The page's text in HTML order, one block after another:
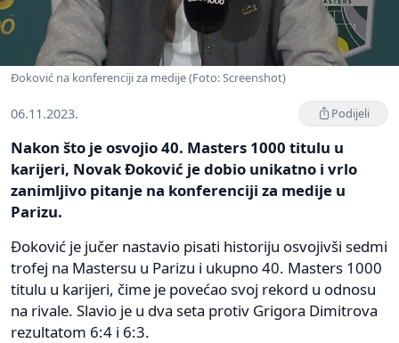
Đoković na konferenciji za medije (Foto: Screenshot)
06.11.2023. Podijeli
Nakon što je osvojio 40. Masters 1000 titulu u
karijeri, Novak Đoković je dobio unikatno i vrlo
zanimljivo pitanje na konferenciji za medije u
Parizu.
Đoković je jučer nastavio pisati historiju osvojivši sedmi
trofej na Mastersu u Parizu i ukupno 40. Masters 1000
titulu u karijeri, čime je povećao svoj rekord u odnosu
na rivale. Slavio je u dva seta protiv Grigora Dimitrova
rezultatom 6:4 i 6:3.